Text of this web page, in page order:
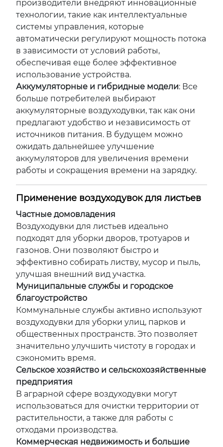
производители внедряют инновационные
технологии, такие как интеллектуальные
системы управления, которые
автоматически регулируют мощность потока
в зависимости от условий работы,
обеспечивая еще более эффективное
использование устройства.
Аккумуляторные и гибридные модели: Все
больше потребителей выбирают
аккумуляторные воздуходувки, так как они
предлагают удобство и независимость от
источников питания. В будущем можно
ожидать дальнейшее улучшение
аккумуляторов для увеличения времени
работы и сокращения времени на зарядку.
Применение воздуходувок для листьев
Частные домовладения
Воздуходувки для листьев идеально
подходят для уборки дворов, тротуаров и
газонов. Они позволяют быстро и
эффективно собирать листву, мусор и пыль,
улучшая внешний вид участка.
Муниципальные службы и городское
благоустройство
Коммунальные службы активно используют
воздуходувки для уборки улиц, парков и
общественных пространств. Это позволяет
значительно улучшить чистоту в городах и
сэкономить время.
Сельское хозяйство и сельскохозяйственные
предприятия
В аграрной сфере воздуходувки могут
использоваться для очистки территории от
растительности, а также для работы с
отходами производства.
Коммерческая недвижимость и большие